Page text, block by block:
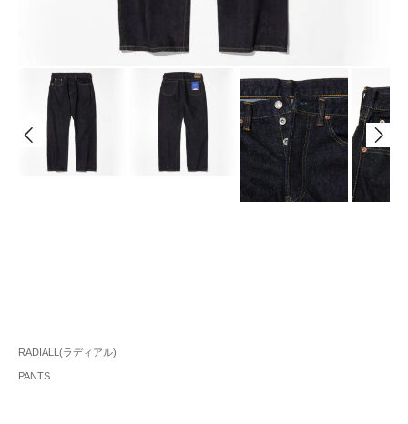
RADIALL(ラディアル)
PANTS